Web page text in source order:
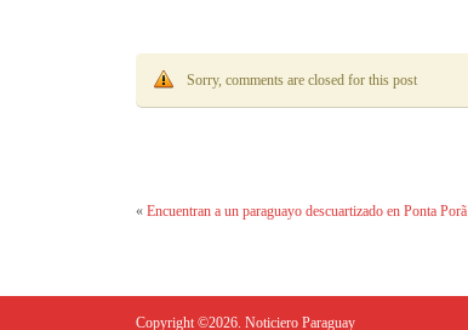
Sorry, comments are closed for this post
« Encuentran a un paraguayo descuartizado en Ponta Porã
Copyright ©2026. Noticiero Paraguay